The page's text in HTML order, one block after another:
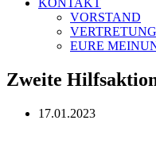
VORSTAND
EURE
Zweite
17.01.2023